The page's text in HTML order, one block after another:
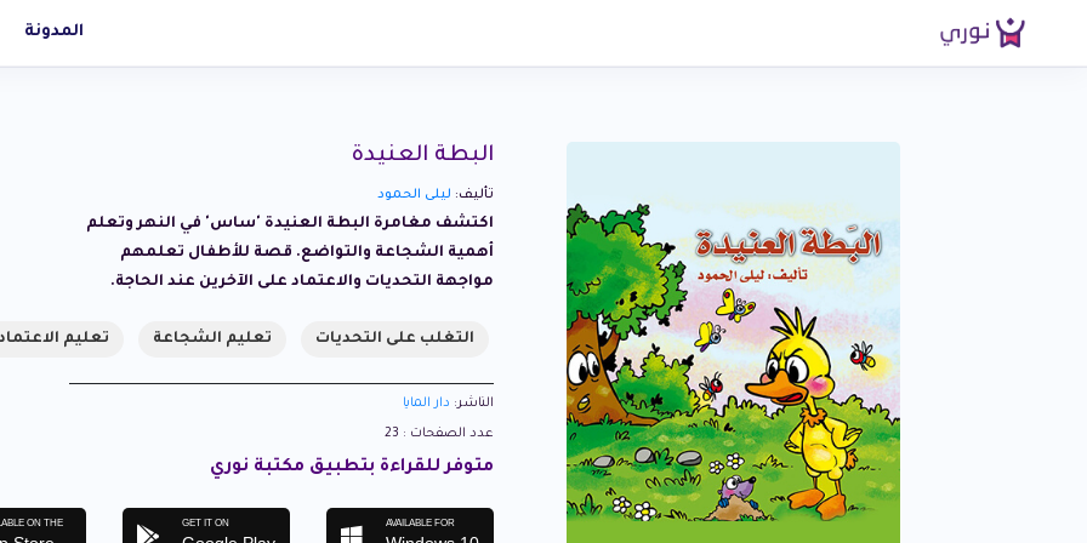
المدونة
البطة العنيدة
تأليف: ليلى الحمود
اكتشف مغامرة البطة العنيدة 'ساس' في النهر وتعلم
أهمية الشجاعة والتواضع. قصة للأطفال تعلمهم
مواجهة التحديات والاعتماد على الآخرين عند الحاجة.
التغلب على التحديات تعليم الشجاعة تعليم
الناشر: دار المايا
عدد الصفحات : 23
متوفر للقراءة بتطبيق مكتبة نوري
ON THE GET IT ON AVAILABLE FOR